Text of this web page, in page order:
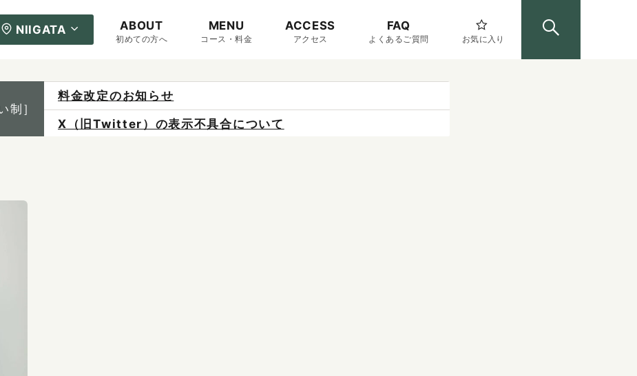
NIIGATA ABOUT
初めての方へ
MENU
コース・料金
ACCESS
アクセス
FAQ
よくあるご質問 お気に入り
制］
料金改定のお知らせ
X（旧Twitter）の表示不具合について